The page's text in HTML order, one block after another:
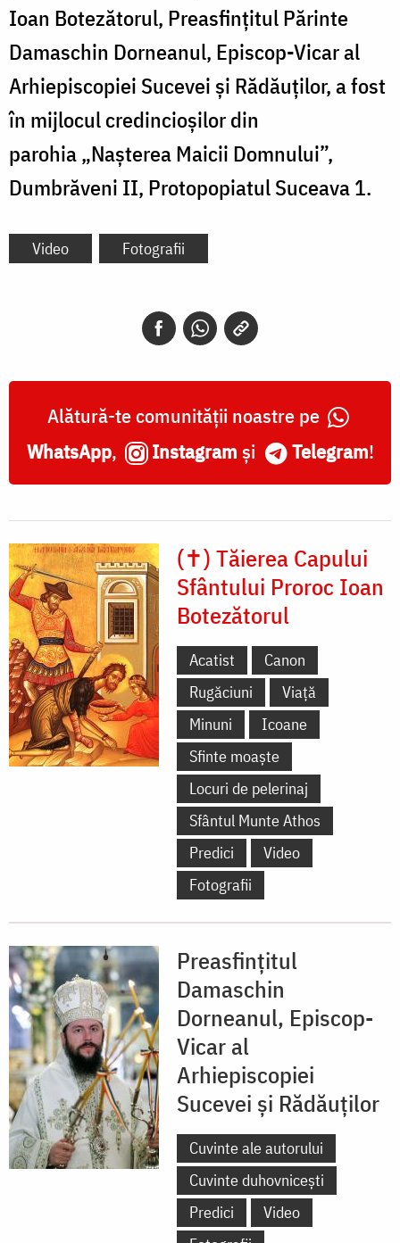
Ioan Botezătorul, Preasfințitul Părinte
Damaschin Dorneanul, Episcop-Vicar al
Arhiepiscopiei Sucevei și Rădăuților, a fost
în mijlocul credincioşilor din
parohia „Nașterea Maicii Domnului”,
Dumbrăveni II, Protopopiatul Suceava 1.
Video Fotografii
Alătură-te comunității noastre pe
WhatsApp, Instagram și Telegram!
(✝) Tăierea Capului
Sfântului Proroc Ioan
Botezătorul
Acatist
Canon
Rugăciuni
Viață
Minuni
Icoane
Sfinte moaște
Locuri de pelerinaj
Sfântul Munte Athos
Predici
Video
Fotografii
Preasfințitul
Damaschin
Dorneanul, Episcop-
Vicar al
Arhiepiscopiei
Sucevei și Rădăuților
Cuvinte ale autorului
Cuvinte duhovnicești
Predici
Video